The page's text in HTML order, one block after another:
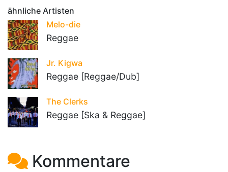
ähnliche Artisten
Melo-die
Reggae
Jr. Kigwa
Reggae [Reggae/Dub]
The Clerks
Reggae [Ska & Reggae]
Kommentare